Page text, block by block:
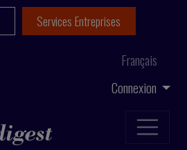
Connexion
Français
Services Entreprises